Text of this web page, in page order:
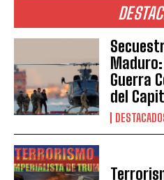
Guerra
del